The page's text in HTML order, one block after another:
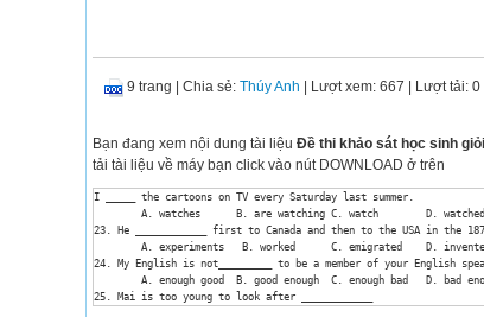
9 trang Chia sẻ: Thúy Anh | Lượt xem: 667 | Lượt tải: 0
Bạn đang xem nội dung tài liệu Đề thi khảo sát học sinh
tải tài liệu về máy bạn click vào nút DOWNLOAD ở trên
I _____ the cartoons on TV every Saturday last summer.
23. He ____________ first to Canada and then to the USA in the
24. My English is not_________ to be a member of your English
25. Mai is too young to look after ____________